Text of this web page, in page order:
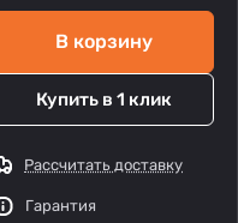
В корзину
Купить в 1 клик
Рассчитать доставку
Гарантия